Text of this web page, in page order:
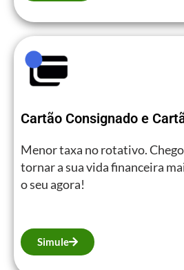
Cartão Consignado e
Menor taxa no rotativo.
tornar a sua vida financeira
o seu agora!
Simule